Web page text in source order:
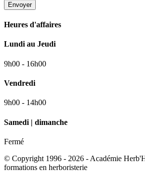
Envoyer
Heures d'affaires
Lundi au Jeudi
9h00 - 16h00
Vendredi
9h00 - 14h00
Samedi | dimanche
Fermé
© Copyright 1996 - 2026 - Académie
formations en herboristerie